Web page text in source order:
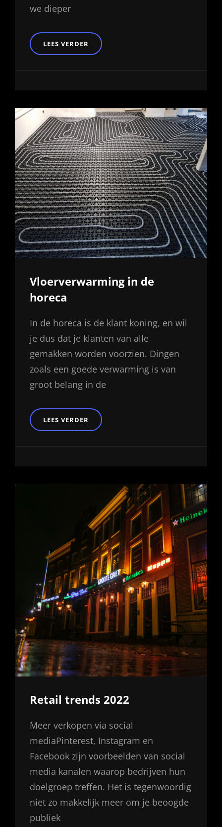
we dieper
LEES VERDER VLOERVERWARMING:
EEN
Vloerverwarming in de
horeca
In de horeca is de klant koning, en wil
je dus dat je klanten van alle
gemakken worden voorzien. Dingen
zoals een goede verwarming is van
groot belang in de
LEES VERDER VLOERVERWARMING
IN
Retail trends 2022
Meer verkopen via social
mediaPinterest, Instagram en
Facebook zijn voorbeelden van social
media kanalen waarop bedrijven hun
doelgroep treffen. Het is tegenwoordig
niet zo makkelijk meer om je beoogde
publiek